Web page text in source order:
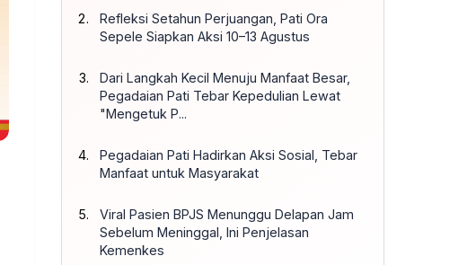
Refleksi Setahun Perjuangan, Pati Ora
Sepele Siapkan Aksi 10–13 Agustus
Dari Langkah Kecil Menuju Manfaat Besar,
Pegadaian Pati Tebar Kepedulian Lewat
"Mengetuk P...
Pegadaian Pati Hadirkan Aksi Sosial, Tebar
Manfaat untuk Masyarakat
Viral Pasien BPJS Menunggu Delapan Jam
Sebelum Meninggal, Ini Penjelasan
Kemenkes